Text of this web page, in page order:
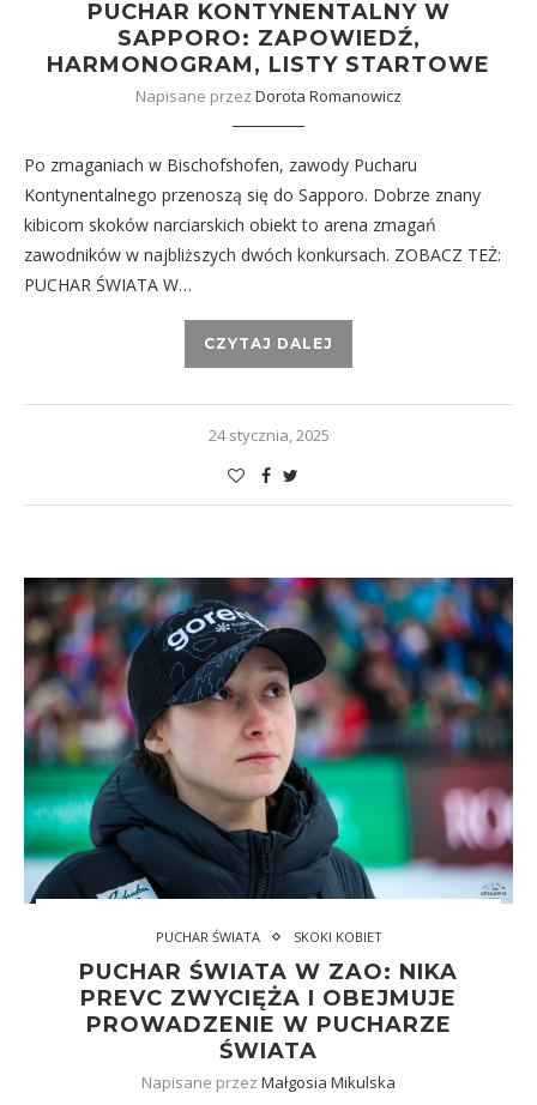
PUCHAR KONTYNENTALNY W
SAPPORO: ZAPOWIEDŹ,
HARMONOGRAM, LISTY STARTOWE
Napisane przez Dorota Romanowicz
Po zmaganiach w Bischofshofen, zawody Pucharu
Kontynentalnego przenoszą się do Sapporo. Dobrze znany
kibicom skoków narciarskich obiekt to arena zmagań
zawodników w najbliższych dwóch konkursach. ZOBACZ TEŻ:
PUCHAR ŚWIATA W…
CZYTAJ DALEJ
24 stycznia, 2025
PUCHAR ŚWIATA SKOKI KOBIET
PUCHAR ŚWIATA W ZAO: NIKA
PREVC ZWYCIĘŻA I OBEJMUJE
PROWADZENIE W PUCHARZE
ŚWIATA
Napisane przez Małgosia Mikulska